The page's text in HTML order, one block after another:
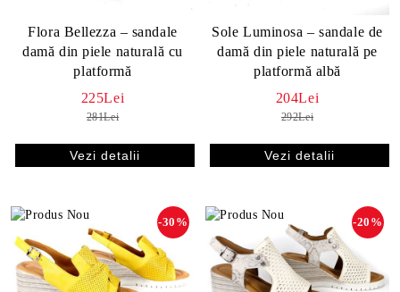
Flora Bellezza – sandale
damă din piele naturală cu
platformă
225Lei
281Lei
Vezi detalii
Sole Luminosa – sandale de
damă din piele naturală pe
platformă albă
204Lei
292Lei
Vezi detalii
-30% -20%